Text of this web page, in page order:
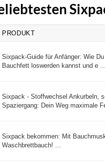
PRODUKT
Sixpack-Guide für Anfänger: Wie
Bauchfett loswerden kannst und e ...
Sixpack - Stoffwechsel Ankurbeln,
Spaziergang: Dein Weg maximale
Sixpack bekommen: Mit
Waschbrettbauch! ...